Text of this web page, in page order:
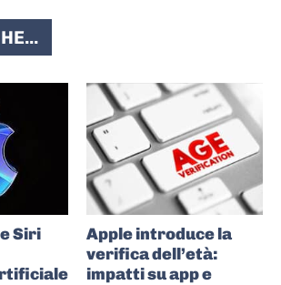
Siri
Apple introduce la
verifica dell’età:
impatti su app e